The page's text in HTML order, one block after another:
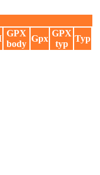
GPX
body
Gpx
GPX
typ
Typ